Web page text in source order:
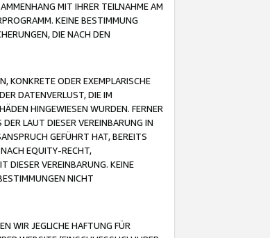
MIT IHRER TEILNAHME AM
KEINE BESTIMMUNG
DIE NACH DEN
KONKRETE ODER EXEMPLARISCHE
DATENVERLUST, DIE IM
HINGEWIESEN WURDEN. FERNER
LAUT DIESER VEREINBARUNG IN
GEFÜHRT HAT, BEREITS
EQUITY-RECHT,
DIESER VEREINBARUNG. KEINE
NICHT
WIR JEGLICHE HAFTUNG FÜR